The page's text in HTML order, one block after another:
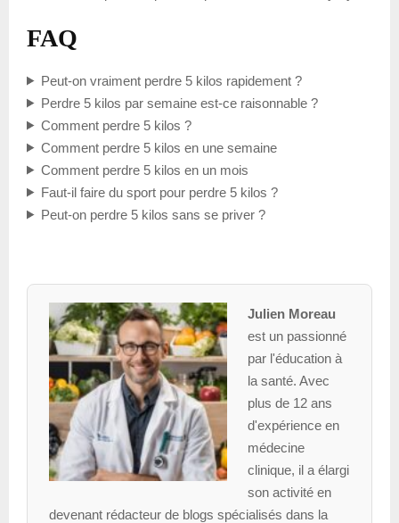
FAQ
Peut-on vraiment perdre 5 kilos rapidement ?
Perdre 5 kilos par semaine est-ce raisonnable ?
Comment perdre 5 kilos ?
Comment perdre 5 kilos en une semaine
Comment perdre 5 kilos en un mois
Faut-il faire du sport pour perdre 5 kilos ?
Peut-on perdre 5 kilos sans se priver ?
Julien Moreau
est un passionné
par l'éducation à
la santé. Avec
plus de 12 ans
d'expérience en
médecine
clinique, il a élargi
son activité en
devenant rédacteur de blogs spécialisés dans la